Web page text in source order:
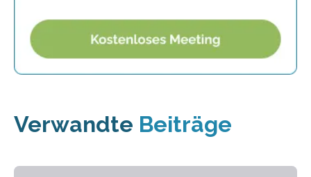
Verwandte Beiträge